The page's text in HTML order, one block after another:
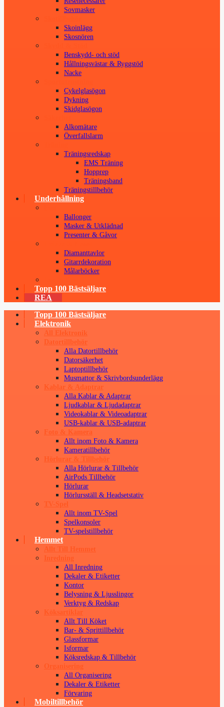
Sovmasker
Skoinlägg
Skosnören
Benskydd- och stöd
Hållningsvästar & Ryggstöd
Nacke
Cykelglasögon
Dykning
Skidglasögon
Alkomätare
Överfallslarm
Träningsredskap
EMS Träning
Hopprep
Träningsband
Träningstillbehör
Underhållning
Ballonger
Masker & Utklädnad
Presenter & Gåvor
Diamanttavlor
Gitarrdekoration
Målarböcker
Topp 100 Bästsäljare
REA
Topp 100 Bästsäljare
Elektronik
All Elektronik
Datortillbehör
Alla Datortillbehör
Datorsäkerhet
Laptoptillbehör
Musmattor & Skrivbordsunderlägg
Kablar & Adaptrar
Alla Kablar & Adaptrar
Ljudkablar & Ljudadaptrar
Videokablar & Videoadaptrar
USB-kablar & USB-adaptrar
Foto & Kamera
Allt inom Foto & Kamera
Kameratillbehör
Hörlurar & Tillbehör
Alla Hörlurar & Tillbehör
AirPods Tillbehör
Hörlurar
Hörlursställ & Headsetstativ
TV-Spel
Allt inom TV-Spel
Spelkonsoler
TV-spelstillbehör
Hemmet
Allt Till Hemmet
Inredning
All Inredning
Dekaler & Etiketter
Kontor
Belysning & Ljusslingor
Verktyg & Redskap
Köksartiklar
Allt Till Köket
Bar- & Sprittillbehör
Glassformar
Isformar
Köksredskap & Tillbehör
Organisering
All Organisering
Dekaler & Etiketter
Förvaring
Mobiltillbehör